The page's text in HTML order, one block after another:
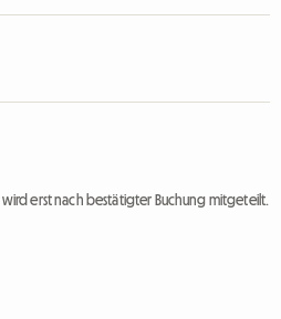
erst nach bestätigter Buchung mitgeteilt.